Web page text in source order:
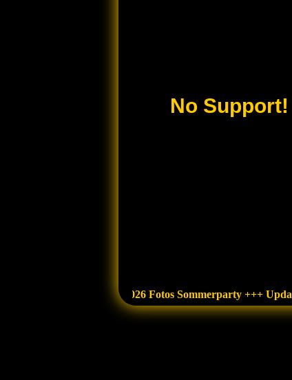
+++ Update: 24.6.2026 Fotos Sommerparty +++
No Support!